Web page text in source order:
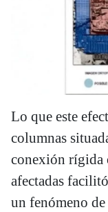
Lo que este
columnas
conexión rígida
afectadas
un fenómeno